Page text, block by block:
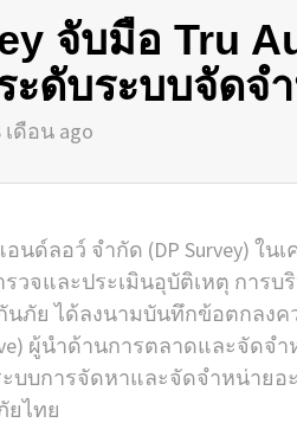
จับมือ Tru
ะดับระบบจัดจ
เดือน ago
นด์ลอว์ จำกัด (DP Survey) ใ
วจและประเมินอุบัติเหตุ การ
ภัย ได้ลงนามบันทึกข้อตกลงค
ผู้นำด้านการตลาดและจัด
บบการจัดหาและจัดจำหน่าย
ยไทย